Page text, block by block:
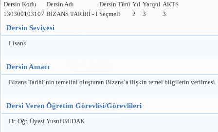
Dersin Kodu Dersin Adı Dersin Türü Yıl Yarıyıl AKTS
130300103107 BİZANS TARİHİ - I Seçmeli 2 3 3
Dersin Seviyesi
Lisans
Dersin Amacı
Bizans Tarihi’nin temelini oluşturan Bizans’a ilişkin temel bilgilerin verilmesi.
Dersi Veren Öğretim Görevlisi/Görevlileri
Dr. Öğr. Üyesi Yusuf BUDAK